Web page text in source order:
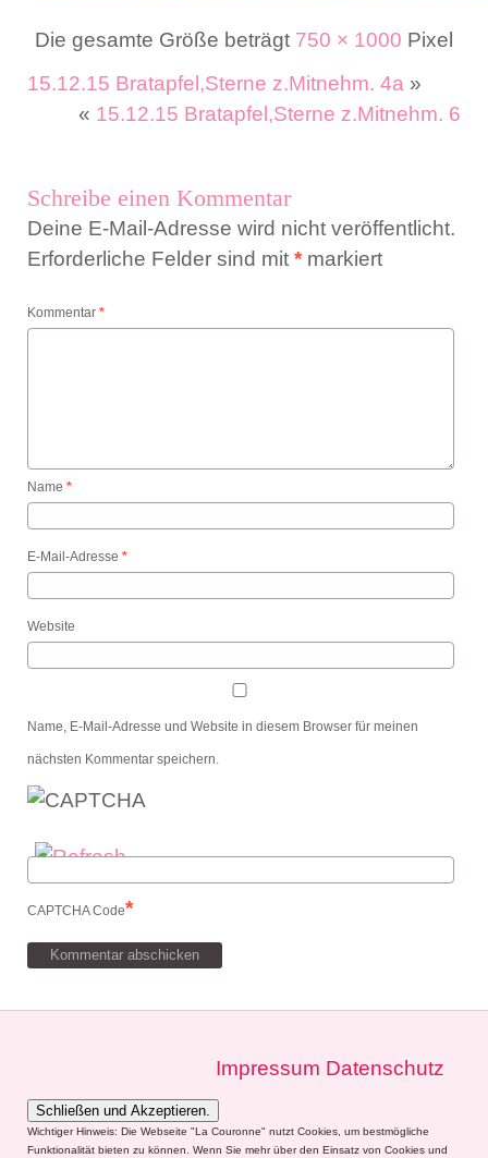
Die gesamte Größe beträgt 750 × 1000 Pixel
15.12.15 Bratapfel,Sterne z.Mitnehm. 4a »
« 15.12.15 Bratapfel,Sterne z.Mitnehm. 6
Schreibe einen Kommentar
Deine E-Mail-Adresse wird nicht veröffentlicht.
Erforderliche Felder sind mit *markiert
Kommentar *
Name *
E-Mail-Adresse *
Website
Name, E-Mail-Adresse und Website in diesem Browser für meinen
nächsten Kommentar speichern.
CAPTCHA Code*
Impressum Datenschutz
Wichtiger Hinweis: Die Webseite "La Couronne" nutzt Cookies, um bestmögliche
Funktionalität bieten zu können. Wenn Sie mehr über den Einsatz von Cookies und